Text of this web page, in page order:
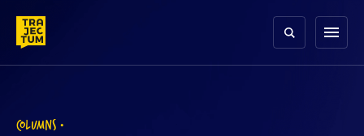
content
menu
COLUMNS